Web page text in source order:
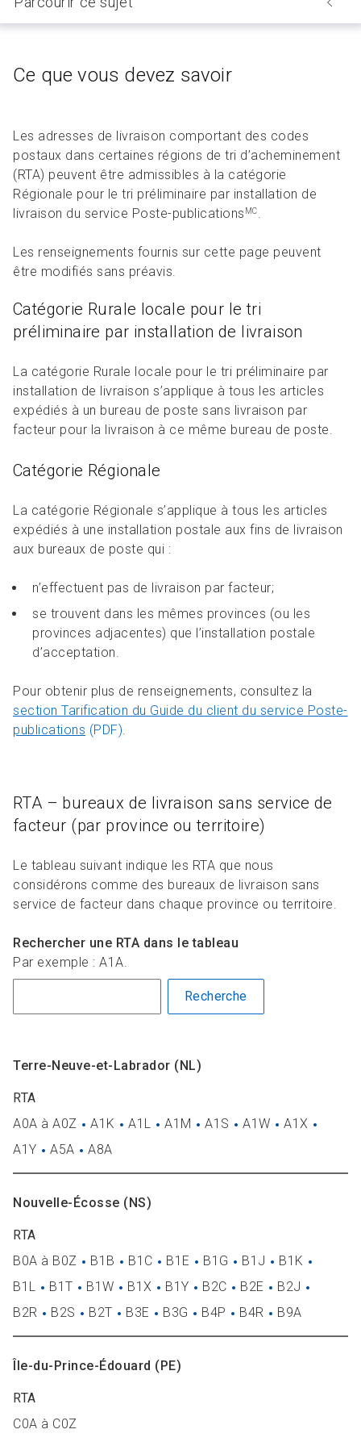
Ce que vous devez savoir
Les adresses de livraison comportant des codes
postaux dans certaines régions de tri d’acheminement
(RTA) peuvent être admissibles à la catégorie
Régionale pour le tri préliminaire par installation de
livraison du service Poste-publications MC.
Les renseignements fournis sur cette page peuvent
être modifiés sans préavis.
Catégorie Rurale locale pour le tri
préliminaire par installation de livraison
La catégorie Rurale locale pour le tri préliminaire par
installation de livraison s’applique à tous les articles
expédiés à un bureau de poste sans livraison par
facteur pour la livraison à ce même bureau de poste.
Catégorie Régionale
La catégorie Régionale s’applique à tous les articles
expédiés à une installation postale aux fins de livraison
aux bureaux de poste qui :
n’effectuent pas de livraison par facteur;
se trouvent dans les mêmes provinces (ou les
provinces adjacentes) que l’installation postale
d’acceptation.
Pour obtenir plus de renseignements, consultez la
section Tarification du Guide du client du service Poste-
publications (PDF).
RTA – bureaux de livraison sans service de
facteur (par province ou territoire)
Le tableau suivant indique les RTA que nous
considérons comme des bureaux de livraison sans
service de facteur dans chaque province ou territoire.
Rechercher une RTA dans le tableau
Par exemple : A1A.
Recherche
Terre-Neuve-et-Labrador (NL)
RTA
A0A à A0Z
A1K A1L A1M A1S A1W
A1X
A1Y
A5A A8A
Nouvelle-Écosse (NS)
RTA
B0A à B0Z
B1B B1C B1E B1G B1J
B1K
B1L
B1T B1W B1X B1Y B2C B2E
B2J
B2R
B2S B2T B3E B3G B4P B4R B9A
Île-du-Prince-Édouard (PE)
RTA
C0A à C0Z